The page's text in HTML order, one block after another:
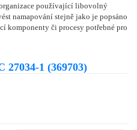
používající libovolný
namapování stejně jako je popsáno
komponenty či procesy potřebné pro
27034-1 (369703)